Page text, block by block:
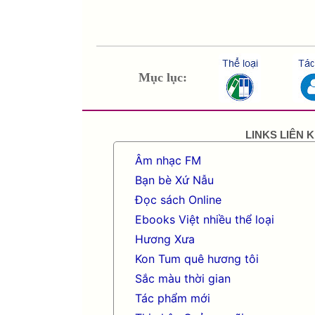
Mục lục:
LINKS LIÊN
Âm nhạc FM
Bạn bè Xứ Nẫu
Đọc sách Online
Ebooks Việt nhiều thể loại
Hương Xưa
Kon Tum quê hương tôi
Sắc màu thời gian
Tác phẩm mới